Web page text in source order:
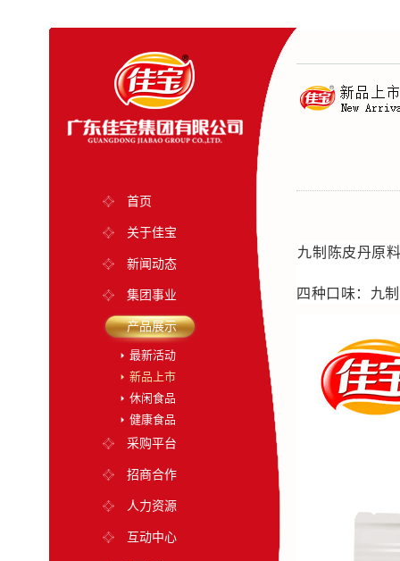
首页
关于佳宝
新闻动态
集团事业
产品展示
最新活动
新品上市
休闲食品
健康食品
采购平台
招商合作
人力资源
互动中心
九制陈皮丹原
四种口味：九